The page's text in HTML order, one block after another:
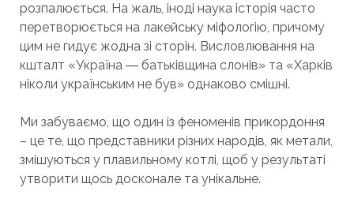
розпалюється. На жаль, іноді наука історія часто
перетворюється на лакейську міфологію, причому
цим не гидує жодна зі сторін. Висловлювання на
кшталт «Україна ― батьківщина слонів» та «Харків
ніколи українським не був» однаково смішні.
Ми забуваємо, що один із феноменів прикордоння
– це те, що представники різних народів, як метали,
змішуються у плавильному котлі, щоб у результаті
утворити щось досконале та унікальне.